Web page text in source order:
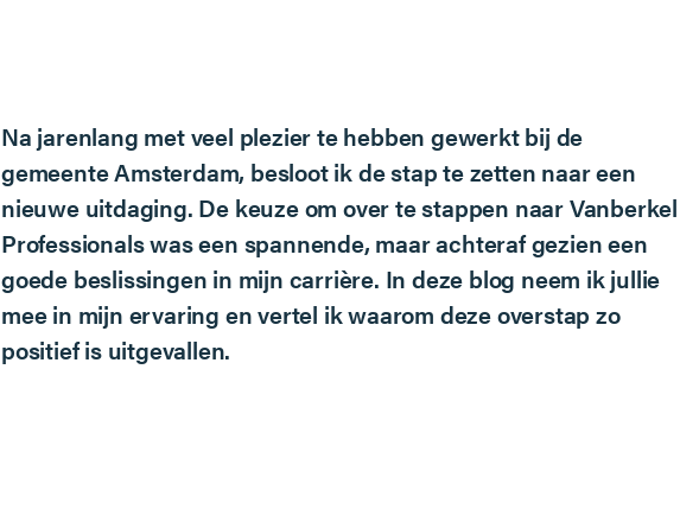
Na jarenlang met veel plezier te hebben gewerkt bij de
gemeente Amsterdam, besloot ik de stap te zetten naar een
nieuwe uitdaging. De keuze om over te stappen naar Vanberkel
Professionals was een spannende, maar achteraf gezien een
goede beslissingen in mijn carrière. In deze blog neem ik jullie
mee in mijn ervaring en vertel ik waarom deze overstap zo
positief is uitgevallen.